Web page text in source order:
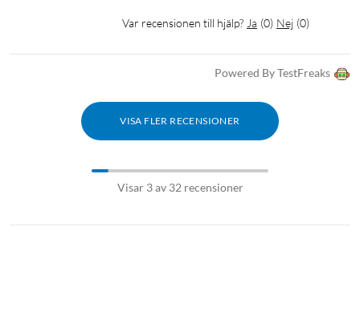
Var recensionen till hjälp? Ja (0) Nej (0)
Powered By TestFreaks
VISA FLER RECENSIONER
Visar 3 av 32 recensioner